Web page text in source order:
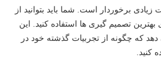
زیادی برخوردار است. شما باید بتوانید از
بهترین تصمیم گیری ها استفاده کنید. این
که چگونه از تجربیات گذشته خود در